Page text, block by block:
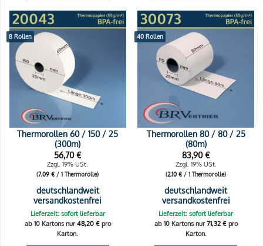
8 Rollen
Thermorollen 60 / 150 / 25
(300m)
56,70€
Zzgl. 19% USt.
(7,09€ / 1 Thermorolle)
deutschlandweit
versandkostenfrei
Lieferzeit: sofort lieferbar
ab 10 Kartons nur48,20 €pro
Karton.
40 Rollen
Thermorollen 80 / 80 / 25
(80m)
83,90€
Zzgl. 19% USt.
(2,10€ / 1 Thermorolle)
deutschlandweit
versandkostenfrei
Lieferzeit: sofort lieferbar
ab 10 Kartons nur71,32 €pro
Karton.